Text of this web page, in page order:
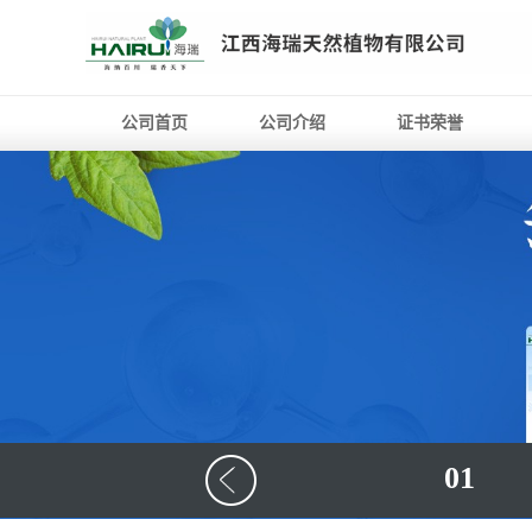
公司首页 公司介绍 证书荣誉
01